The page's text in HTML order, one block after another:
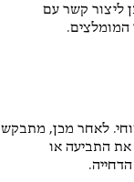
ליצור קשר עם
לאחר מכן, מתבקש
את התביעה או